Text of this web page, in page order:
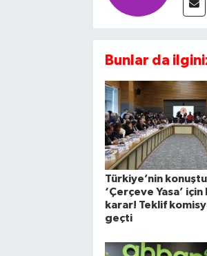
Bunlar da
Türkiye’nin
‘Çerçeve Yasa’
karar! Teklif
geçti